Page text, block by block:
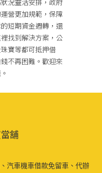
況靈活安排，政府
營更加規範，保障
短期資金週轉，還
找到解決方案，公
寶等都可抵押借
不再困難。歡迎來
舖
汽車機車借款免留車、代辦